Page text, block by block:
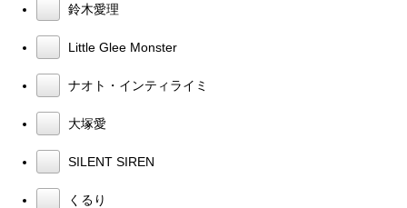
鈴木愛理
Little Glee Monster
ナオト・インティライミ
大塚愛
SILENT SIREN
くるり